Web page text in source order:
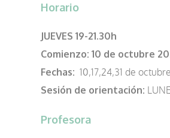
Horario
JUEVES 19-21.30h
Comienzo: 10 de octubre
Fechas: 10,17,24,31 de
Sesión de orientación:
Profesora